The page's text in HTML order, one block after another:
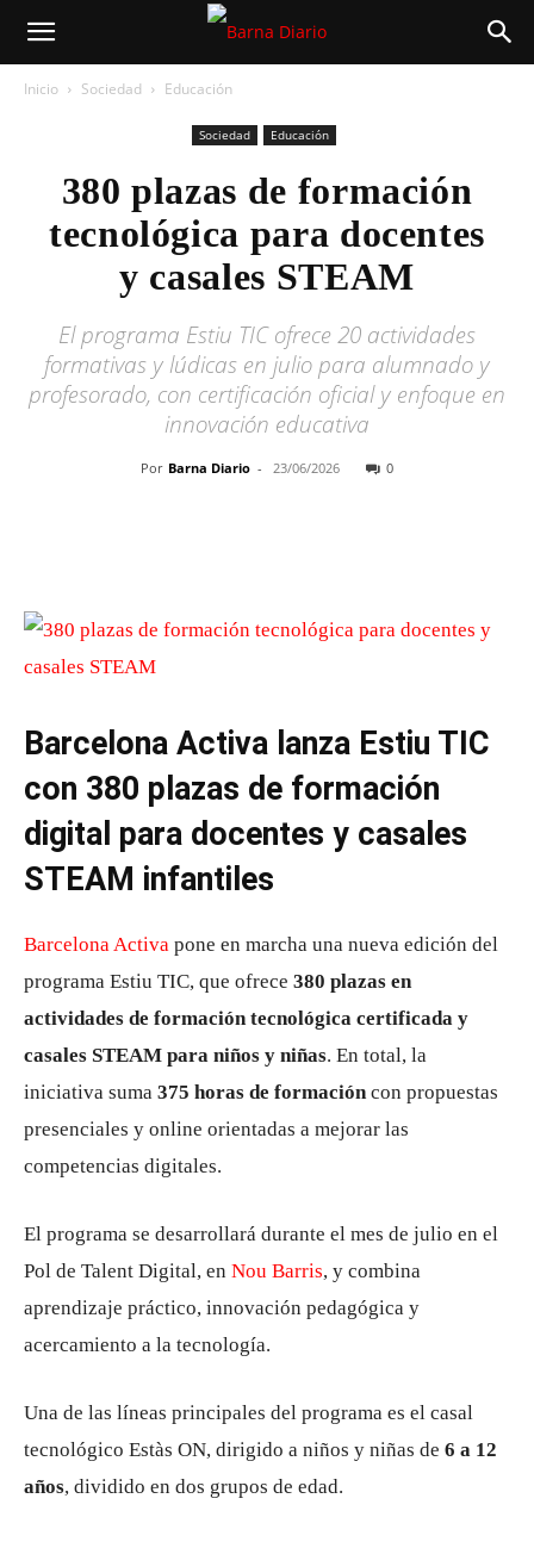
Inicio Sociedad Educación
Sociedad Educación
380 plazas de formación
tecnológica para docentes
y casales STEAM
El programa Estiu TIC ofrece 20 actividades
formativas y lúdicas en julio para alumnado y
profesorado, con certificación oficial y enfoque en
innovación educativa
Por Barna Diario - 23/06/2026 0
Barcelona Activa lanza Estiu TIC
con 380 plazas de formación
digital para docentes y casales
STEAM infantiles
Barcelona Activa pone en marcha una nueva edición del
programa Estiu TIC, que ofrece 380 plazas en
actividades de formación tecnológica certificada y
casales STEAM para niños y niñas. En total, la
iniciativa suma 375 horas de formacióncon propuestas
presenciales y online orientadas a mejorar las
competencias digitales.
El programa se desarrollará durante el mes de julio en el
Pol de Talent Digital, en Nou Barris, y combina
aprendizaje práctico, innovación pedagógica y
acercamiento a la tecnología.
Una de las líneas principales del programa es el casal
tecnológico Estàs ON, dirigido a niños y niñas de 6 a 12
años, dividido en dos grupos de edad.